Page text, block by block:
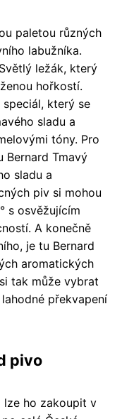
paletou různých
labužníka.
ležák, který
hořkostí.
který se
sladu a
tóny. Pro
Bernard Tmavý
sladu a
piv si mohou
s osvěžujícím
A konečně
je tu Bernard
aromatických
tak může vybrat
překvapení
pivo
lze ho zakoupit v